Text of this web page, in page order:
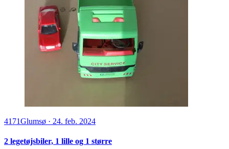
4171Glumsø · 24. feb. 2024
2 legetøjsbiler, 1 lille og 1 større